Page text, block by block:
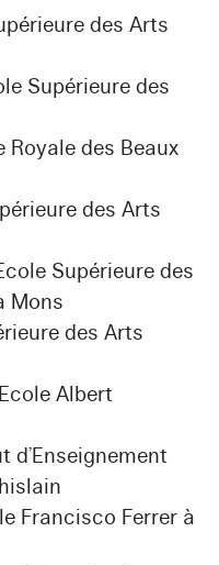
des Arts
Supérieure des
des Beaux
des Arts
Supérieure des
Mons
des Arts
Albert
d’Enseignement
Francisco Ferrer à